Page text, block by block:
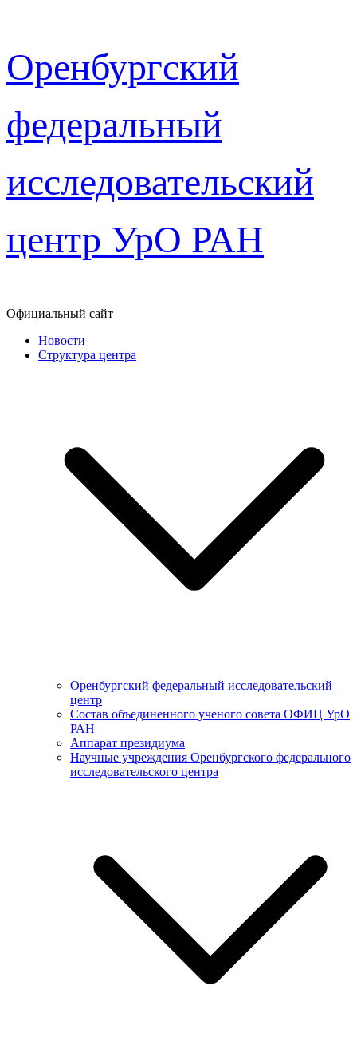
к
содержимому
Оренбургский
федеральный
исследовательский
центр УрО РАН
Официальный сайт
Новости
Структура центра
Оренбургский федеральный исследовательский
центр
Состав объединенного ученого совета ОФИЦ УрО
РАН
Аппарат президиума
Научные учреждения Оренбургского федерального
исследовательского центра